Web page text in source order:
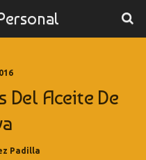
Del Aceite De
Padilla